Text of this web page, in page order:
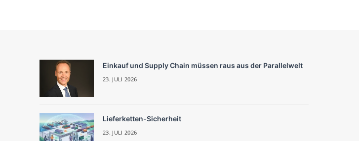
Einkauf und Supply Chain müssen raus aus der Parallelwelt
23. JULI 2026
Lieferketten-Sicherheit
23. JULI 2026